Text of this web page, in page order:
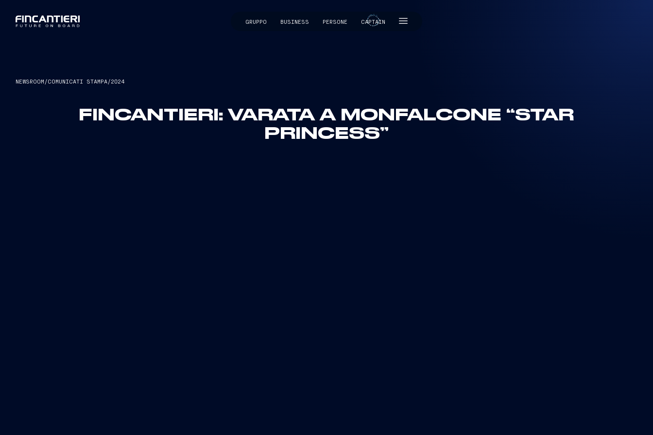
GRUPPO BUSINESS PERSONE CAPTAIN
CAPTAIN
NEWSROOM /COMUNICATI STAMPA/2024
FINCANTIERI: VARATA A MONFALCONE “STAR
PRINCESS”